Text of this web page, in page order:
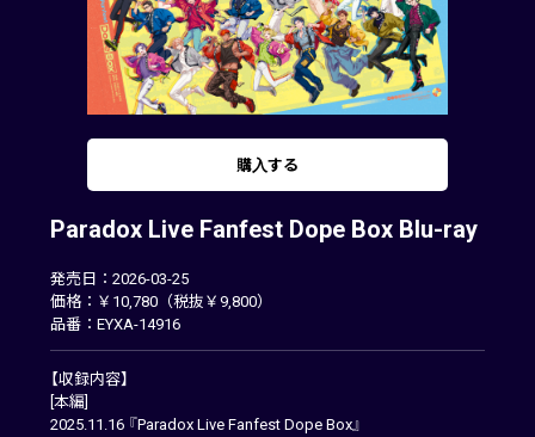
購入する
Paradox Live Fanfest Dope Box Blu-ray
発売日：2026-03-25
価格：￥10,780（税抜￥9,800）
品番：EYXA-14916
【収録内容】
[本編]
2025.11.16 『Paradox Live Fanfest Dope Box』